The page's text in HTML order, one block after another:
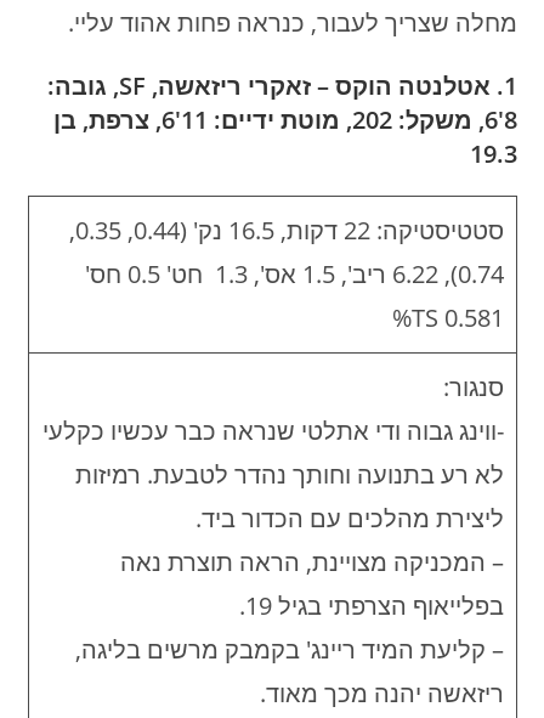
מחלה שצריך לעבור, כנראה פחות אהוד עליי.
1. אטלנטה הוקס – זאקרי ריזאשה, SF, גובה:
8'6, משקל: 202, מוטת ידיים: 11'6, צרפת, בן
19.3
סטטיסטיקה: 22 דקות, 16.5 נק' (0.44, 0.35,
0.74), 6.22 ריב', 1.5 אס', 1.3 חט' 0.5 חס'
0.581 TS%
סנגור:
-ווינג גבוה ודי אתלטי שנראה כבר עכשיו כקלעי
לא רע בתנועה וחותך נהדר לטבעת. רמיזות
ליצירת מהלכים עם הכדור ביד.
– המכניקה מצויינת, הראה תוצרת נאה
בפלייאוף הצרפתי בגיל 19.
– קליעת המיד ריינג' בקמבק מרשים בליגה,
ריזאשה יהנה מכך מאוד.